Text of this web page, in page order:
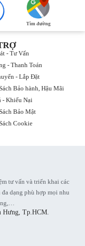
Tìm đường
- Tư Vấn
- Thanh Toán
- Lắp Đặt
Bảo hành, Hậu Mãi
- Khiếu Nại
Bảo Mật
Cookie
tư vấn và triển khai các
dạng phù hợp mọi nhu
Hưng, Tp.HCM.